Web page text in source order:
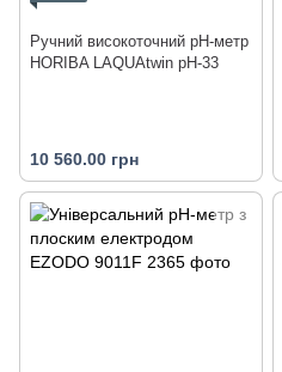
Ручний високоточний рН-метр
HORIBA LAQUAtwin pH-33
10 560.00 грн